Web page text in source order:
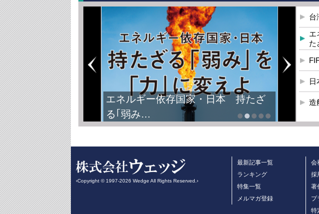
エネルギー依存国家・日本 持たざ
る｢弱み…
台
エ
た
日
造
‹Copyright © 1997-2026 Wedge All Rights Reserved.›
最新記事一覧
ランキング
特集一覧
メルマガ登録
会
採
著
プ
特